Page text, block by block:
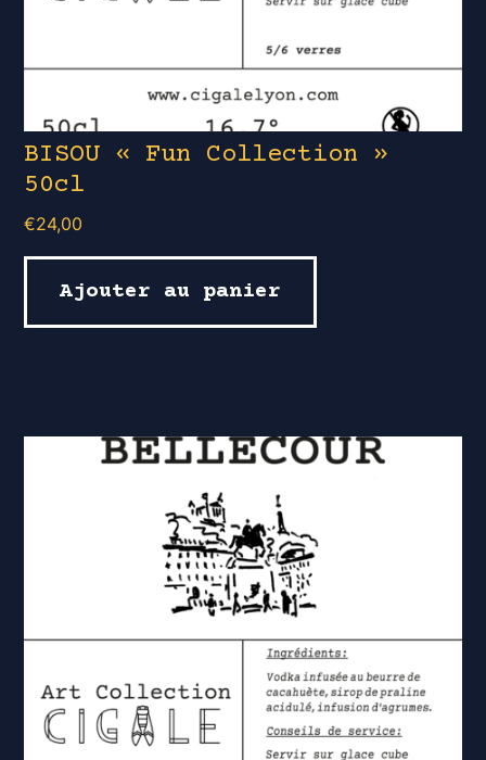
BISOU « Fun Collection »
50cl
€24,00
Ajouter au panier